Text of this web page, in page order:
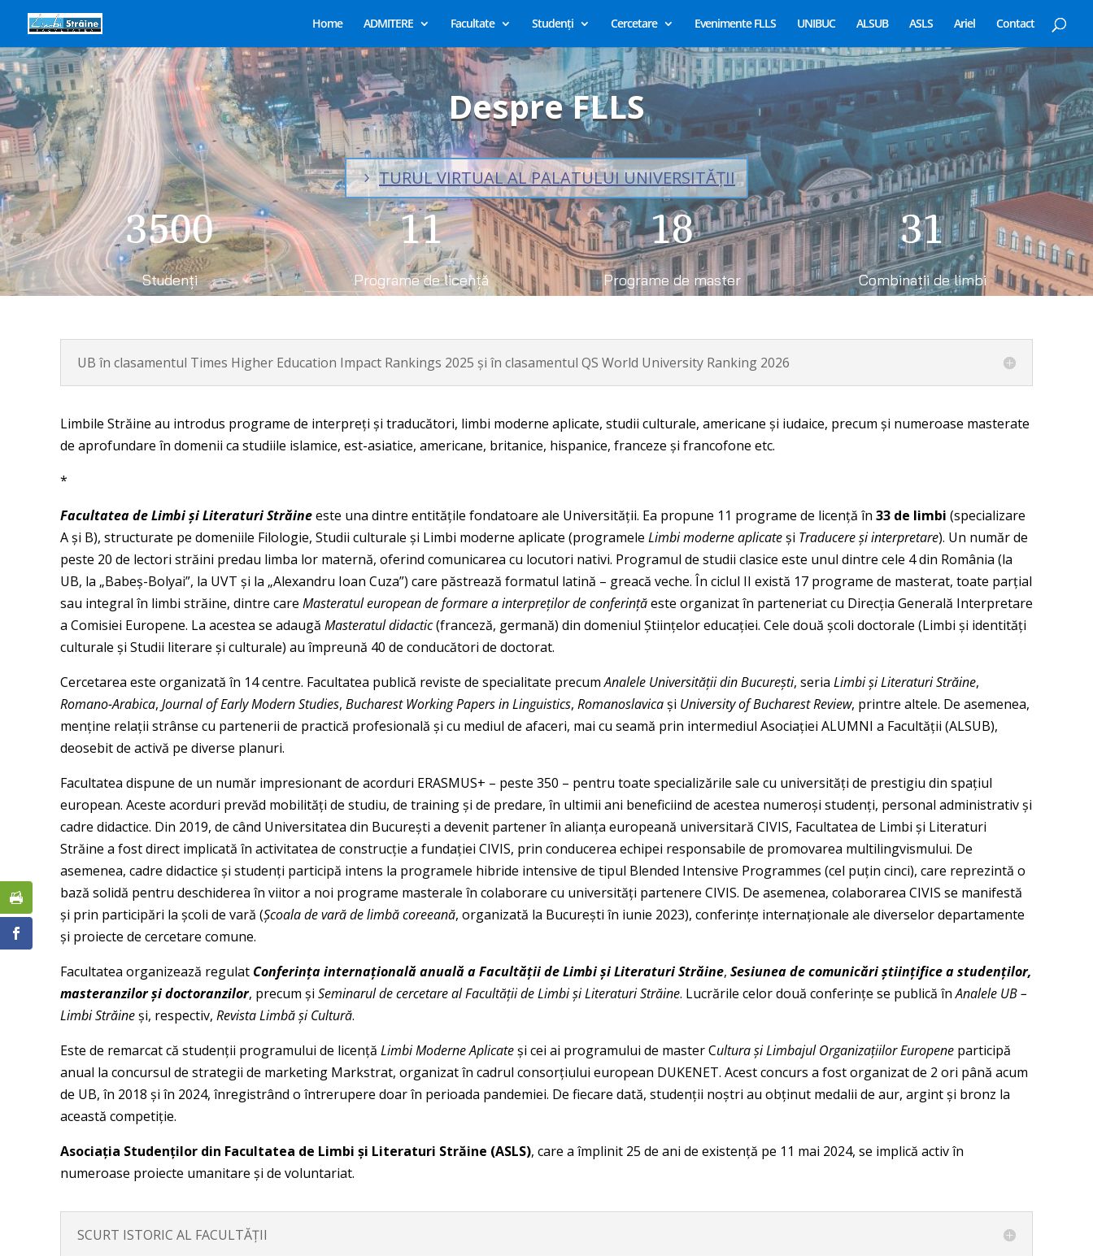
Home ADMITERE Facultate Studenți Cercetare Evenimente FLLS UNIBUC ALSUB ASLS Ariel Contact
Despre FLLS
TURUL VIRTUAL AL PALATULUI UNIVERSITĂȚII
3500
Studenți
11
Programe de licență
18
Programe de master
31
Combinații de limbi
UB în clasamentul Times Higher Education Impact Rankings 2025 și în clasamentul QS World University Ranking 2026
Limbile Străine au introdus programe de interpreți și traducători, limbi moderne aplicate, studii culturale, americane și iudaice, precum și numeroase masterate
de aprofundare în domenii ca studiile islamice, est-asiatice, americane, britanice, hispanice, franceze și francofone etc.
*
Facultatea de Limbi și Literaturi Străineeste una dintre entitățile fondatoare ale Universității. Ea propune 11 programe de licență în 33 de limbi (specializare
A și B), structurate pe domeniile Filologie, Studii culturale și Limbi moderne aplicate (programele Limbi moderne aplicateși Traducere și interpretare). Un număr de
peste 20 de lectori străini predau limba lor maternă, oferind comunicarea cu locutori nativi. Programul de studii clasice este unul dintre cele 4 din România (la
UB, la „Babeș-Bolyai”, la UVT și la „Alexandru Ioan Cuza”) care păstrează formatul latină – greacă veche. În ciclul II există 17 programe de masterat, toate parțial
sau integral în limbi străine, dintre care Masteratul european de formare a interpreților de conferințăeste organizat în parteneriat cu Direcția Generală Interpretare
a Comisiei Europene. La acestea se adaugă Masteratul didactic(franceză, germană) din domeniul Științelor educației. Cele două școli doctorale (Limbi și identități
culturale și Studii literare și culturale) au împreună 40 de conducători de doctorat.
Cercetarea este organizată în 14 centre. Facultatea publică reviste de specialitate precumAnalele Universității din București, seria Limbi și Literaturi Străine,
Romano-Arabica, Journal of Early Modern Studies, Bucharest Working Papers in Linguistics, Romanoslavicași University of Bucharest Review, printre altele. De asemenea,
menține relații strânse cu partenerii de practică profesională și cu mediul de afaceri, mai cu seamă prin intermediul Asociației ALUMNI a Facultății (ALSUB),
deosebit de activă pe diverse planuri.
Facultatea dispune de un număr impresionant de acorduri ERASMUS+ – peste 350 – pentru toate specializările sale cu universități de prestigiu din spațiul
european. Aceste acorduri prevăd mobilități de studiu, de training și de predare, în ultimii ani beneficiind de acestea numeroși studenți, personal administrativ și
cadre didactice. Din 2019, de când Universitatea din București a devenit partener în alianța europeană universitară CIVIS, Facultatea de Limbi și Literaturi
Străine a fost direct implicată în activitatea de construcție a fundației CIVIS, prin conducerea echipei responsabile de promovarea multilingvismului. De
asemenea, cadre didactice și studenți participă intens la programele hibride intensive de tipul Blended Intensive Programmes (cel puțin cinci), care reprezintă o
bază solidă pentru deschiderea în viitor a noi programe masterale în colaborare cu universități partenere CIVIS. De asemenea, colaborarea CIVIS se manifestă
și prin participări la școli de vară (Școala de vară de limbă coreeană, organizată la București în iunie 2023), conferințe internaționale ale diverselor departamente
și proiecte de cercetare comune.
Facultatea organizează regulat Conferința internațională anuală a Facultății de Limbi și Literaturi Străine, Sesiunea de comunicări științifice a studenților,
masteranzilor și doctoranzilor, precum și Seminarul de cercetare al Facultății de Limbi și Literaturi Străine. Lucrările celor două conferințe se publică înAnalele UB –
Limbi Străineși, respectiv, Revista Limbă și Cultură.
Este de remarcat că studenții programului de licență Limbi Moderne Aplicateși cei ai programului de master Cultura și Limbajul Organizațiilor Europeneparticipă
anual la concursul de strategii de marketing Markstrat, organizat în cadrul consorțiului european DUKENET. Acest concurs a fost organizat de 2 ori până acum
de UB, în 2018 și în 2024, înregistrând o întrerupere doar în perioada pandemiei. De fiecare dată, studenții noștri au obținut medalii de aur, argint și bronz la
această competiție.
Asociația Studenților din Facultatea de Limbi și Literaturi Străine (ASLS), care a împlinit 25 de ani de existență pe 11 mai 2024, se implică activ în
numeroase proiecte umanitare și de voluntariat.
SCURT ISTORIC AL FACULTĂȚII